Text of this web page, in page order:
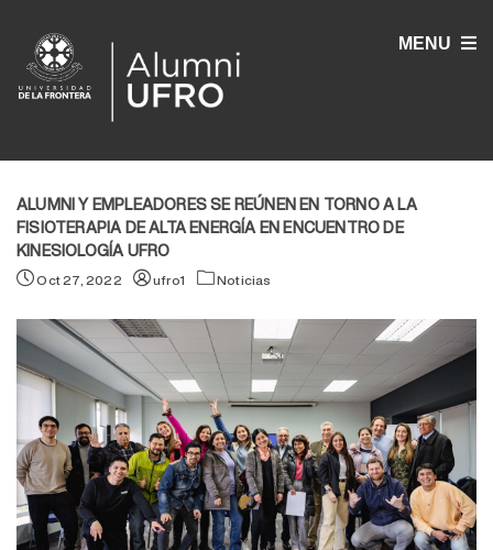
MENU
ALUMNI Y EMPLEADORES SE REÚNEN EN TORNO A LA
FISIOTERAPIA DE ALTA ENERGÍA EN ENCUENTRO DE
KINESIOLOGÍA UFRO
Oct 27, 2022 ufro1 Noticias